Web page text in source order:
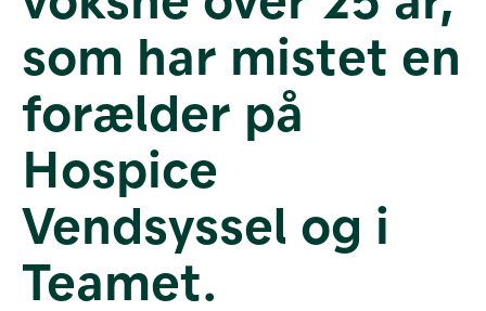
Foreningen
os
som har mistet en
forælder på
Hospice
Vendsyssel og i
Teamet.